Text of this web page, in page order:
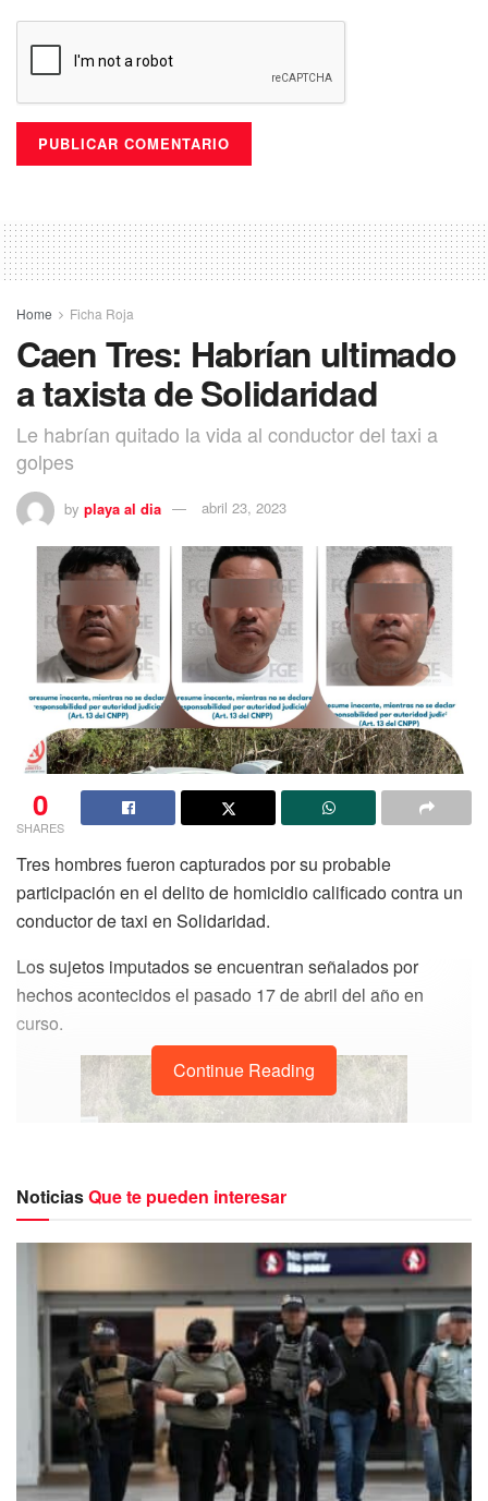
Home Ficha Roja
Caen Tres: Habrían ultimado
a taxista de Solidaridad
Le habrían quitado la vida al conductor del taxi a
golpes
by playa al dia abril 23, 2023
0
SHARES
Tres hombres fueron capturados por su probable
participación en el delito de homicidio calificado contra un
conductor de taxi en Solidaridad.
Los sujetos imputados se encuentran señalados por
hechos acontecidos el pasado 17 de abril del año en
curso.
Tras una orden de aprehensión, girada por un juez de
control, ésta logró ser cumplimentada ante la posible
participación en el delito de homicidio calificado en
agravio de una víctima de identidad reservada.
Los imputados fueron identificados como José “G”, Josué
“T” y Gregory “H”, quienes tras las diligencias
Continue Reading
NoticiasQue te pueden interesar